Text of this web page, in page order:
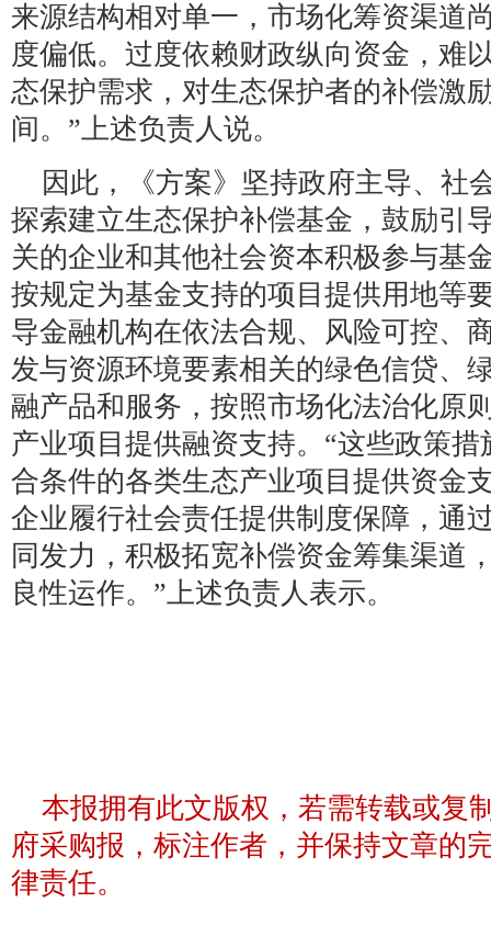
来源结构相对单一，市场化筹资渠道
度偏低。过度依赖财政纵向资金，难
态保护需求，对生态保护者的补偿激
间。”上述负责人说。
因此，《方案》坚持政府主导、社
探索建立生态保护补偿基金，鼓励引
关的企业和其他社会资本积极参与基
按规定为基金支持的项目提供用地等
导金融机构在依法合规、风险可控、
发与资源环境要素相关的绿色信贷、
融产品和服务，按照市场化法治化原
产业项目提供融资支持。“这些政策
合条件的各类生态产业项目提供资金
企业履行社会责任提供制度保障，通
同发力，积极拓宽补偿资金筹集渠道
良性运作。”上述负责人表示。
本报拥有此文版权，若需转载或复
府采购报，标注作者，并保持文章的
律责任。